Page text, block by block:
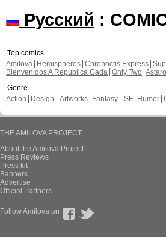
Русский :
Top comics
Amilova
Hemispheres Chronoctis Express
Bienvenidos A República Gada Only Two
Genre
Action
Design - Artworks Fantasy - SF Humor
THE AMILOVA PROJECT
About the Amilova Project
Press Reviews
Press kit
Banners
Advertise
Official Partners
Follow Amilova on